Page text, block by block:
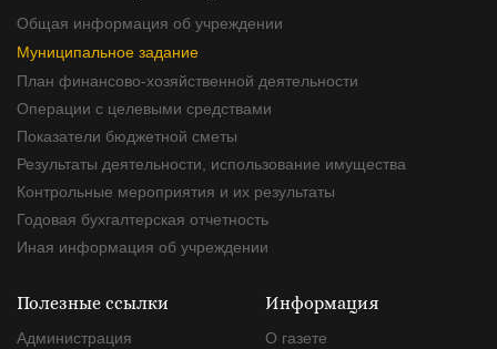
Общая информация об учреждении
Муниципальное задание
План финансово-хозяйственной деятельности
Операции с целевыми средствами
Показатели бюджетной сметы
Результаты деятельности, использование имущества
Контрольные мероприятия и их результаты
Годовая бухгалтерская отчетность
Иная информация об учреждении
Полезные ссылки
Администрация
Информация
О газете